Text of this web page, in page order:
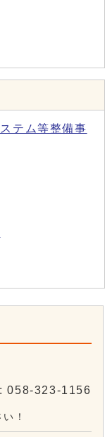
テム等整備事
058-323-1156
！